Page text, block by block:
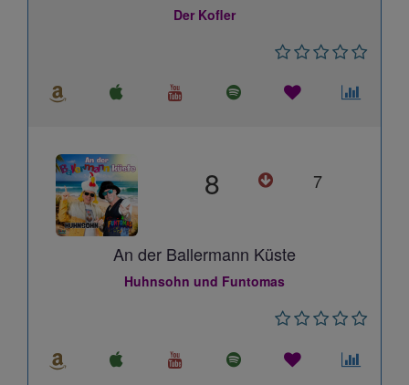
Der Kofler
8 7
An der Ballermann Küste
Huhnsohn und Funtomas